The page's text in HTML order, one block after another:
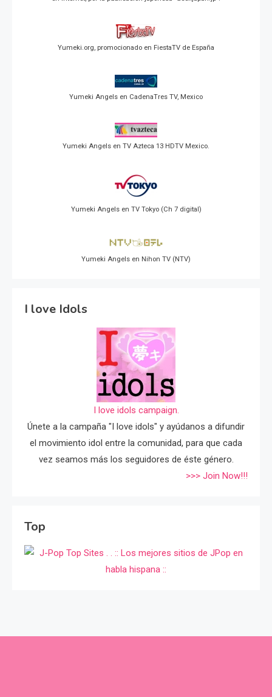
Yumeki.org, promocionado en FiestaTV de España
Yumeki Angels en CadenaTres TV, Mexico
Yumeki Angels en TV Azteca 13 HDTV Mexico.
Yumeki Angels en TV Tokyo (Ch 7 digital)
Yumeki Angels en Nihon TV (NTV)
I love Idols
I love idols campaign.
Únete a la campaña "I love idols" y ayúdanos a difundir
el movimiento idol entre la comunidad, para que cada
vez seamos más los seguidores de éste género.
>>> Join Now!!!
Top